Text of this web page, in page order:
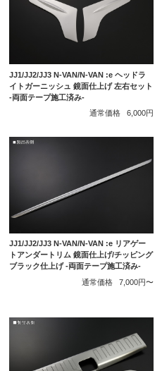
JJ1/JJ2/JJ3 N-VAN/N-VAN :e ヘッドラ
イトガーニッシュ 鏡面仕上げ 左右セット
-両面テープ施工済み-
通常価格
6,000円
JJ1/JJ2/JJ3 N-VAN/N-VAN :e リアゲー
トアンダートリム 鏡面仕上げ/チッピング
ブラック仕上げ -両面テープ施工済み-
通常価格
7,000円〜